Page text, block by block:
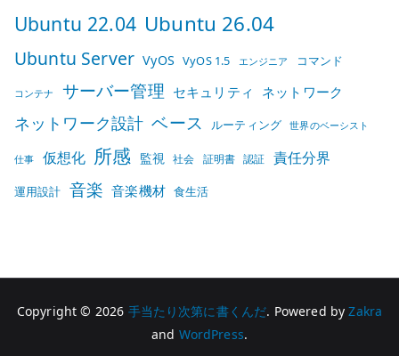
Ubuntu 22.04 Ubuntu 26.04
Ubuntu Server VyOS VyOS 1.5 エンジニア コマンド
コンテナ サーバー管理 セキュリティ ネットワーク
ネットワーク設計 ベース ルーティング 世界のベーシスト
仕事 仮想化 所感 監視 社会 証明書 認証 責任分界
運用設計 音楽 音楽機材 食生活
Copyright © 2026 手当たり次第に書くんだ. Powered byZakra
and WordPress.